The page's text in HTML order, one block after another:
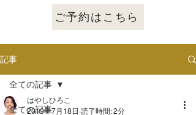
ご予約はこちら
記事
全ての記事
全ての記事
はやしひろこ
2019年7月18日 読了時間: 2分